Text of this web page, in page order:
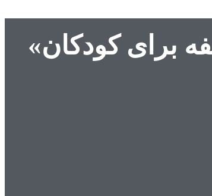
برای کودکان»